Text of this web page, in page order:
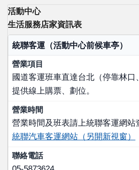
活動中心
生活服務店家資訊表
店家名稱
營業項目
營業時間
統聯客運（活動中心前候車亭）
國道客運班車直達台北（停靠林口
提供線上購票、劃位。
營業時間及班表請上統聯客運網站
統聯汽車客運網站（另開新視窗）